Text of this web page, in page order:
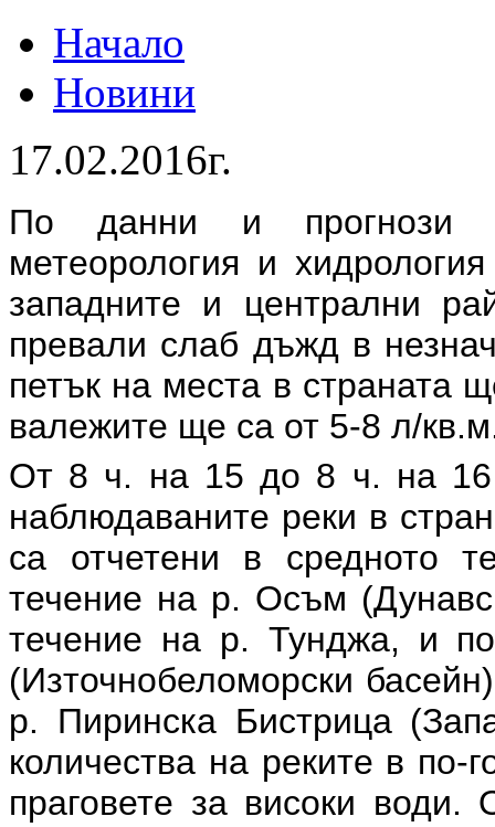
Начало
Новини
17.02.2016г.
По данни и прогнози
метеорология и
западните и централни
превали слаб дъжд в
петък на места в страната
валежите ще са от 5-8 л/
От 8 ч. на 15 до 8 ч. на 16
наблюдаваните реки в
са отчетени в средното
течение на р. Осъм
течение на р. Тунджа, и
(Източнобеломорски
р. Пиринска Бистрица
количества на реките в по-
праговете за високи